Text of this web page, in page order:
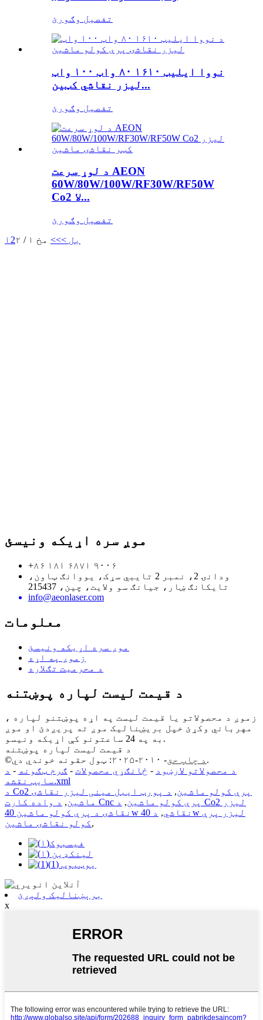
تفصیل وګورئ
نووا ایلیټ ۱۶۱۰ ۸۰ واټ ۱۰۰ واټ
لیزر نقاشي کټین...
تفصیل وګورئ
د لوړ سرعت AEON
60W/80W/100W/RF30W/RF50W
Co2 لا...
تفصیل وګورئ
۱ 2 بل >>> مخ ۱ / ۲
موږ سره اړیکه ونیسئ
+۸۶ ۱۸۱ ۶۸۷۱ ۹۰۰۶
ودانۍ 2، نمبر 2 تایبي سړک، یووانګ ټاون،
تایکانګ ښار، جیانګ سو ولایت، چین، 215437
info@aeonlaser.com
معلومات
موږ سره اړیکه ونیسئ
زموږ په اړه
د محرمیت تګلاره
د قیمت لیست لپاره پوښتنه
زموږ د محصولاتو یا قیمت لیست په اړه پوښتنو لپاره ،
مهرباني وکړئ خپل بریښنالیک موږ ته پریږدئ او موږ
به په 24 ساعتونو کې اړیکه ونیسو.
د قیمت لیست لپاره پوښتنه
©
د چاپ حق - ۲۰۱۰-۲۰۲۵: ټول حقونه خوندي دي.
د محصولاتو لارښود - ځانګړي محصولات - ګرم ټګونه - د
سایټ نقشه.xml
د Co2 پرې کولو ماشین, د پورټ ایبل مینی لیزر نقاشۍ
ماشین, د واده کارت Cnc پرې کولو ماشین, د Co2 لیزر
نقاشۍ د پرې کولو ماشین 40w نقاشي,
د 40w لیزر پرې
کولو نقاشۍ ماشین,
برېښنالیک ولېږئ
x